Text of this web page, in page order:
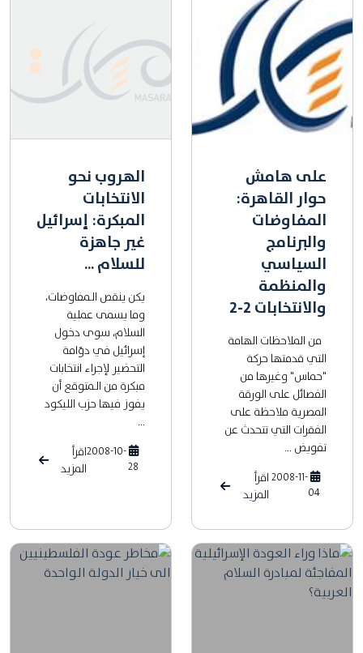
على هامش
حوار القاهرة:
المفاوضات
والبرنامج
السياسي
والمنظمة
والانتخابات 2-2
من الملاحظات الهامة
التي قدمتها حركة
"حماس" وغيرها من
الفصائل على الورقة
المصرية ملاحظة على
الفقرات التي تتحدث عن
تفويض ...
2008-11-
04
اقرأ
المزيد
الهروب نحو
الانتخابات
المبكرة: إسرائيل
غير جاهزة
للسلام ...
يكن ينقص الـمفاوضات،
وما يسمى عملية
السلام، سوى دخول
إسرائيل في دوّامة
التحضير لإجراء انتخابات
مبكرة من الـمتوقع أن
يفوز فيها حزب الليكود
2008-10-
28
اقرأ
المزيد